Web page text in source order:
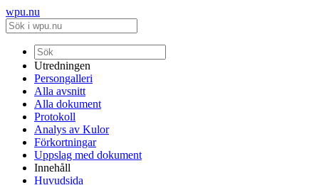
wpu.nu
Utredningen
Persongalleri
Alla avsnitt
Alla dokument
Protokoll
Analys av Kulor
Förkortningar
Uppslag med dokument
Innehåll
Huvudsida